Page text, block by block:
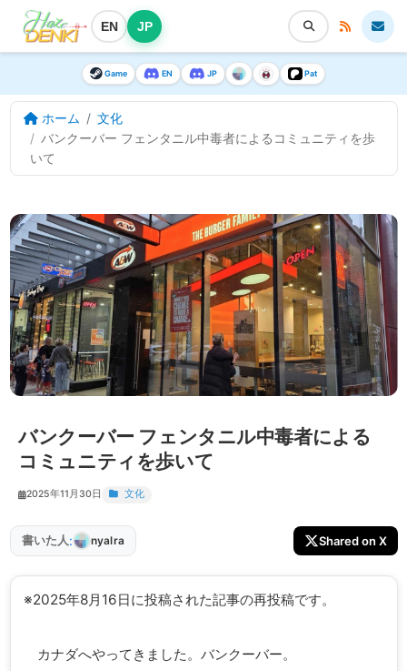
EN JP
Game EN JP Pat
ホーム
文化
バンクーバー フェンタニル中毒者によるコミュニティを歩
いて
バンクーバー フェンタニル中毒者による
コミュニティを歩いて
2025年11月30日 文化
書いた人 : nyalra Shared on X
※2025年8月16日に投稿された記事の再投稿です。
カナダへやってきました。バンクーバー。